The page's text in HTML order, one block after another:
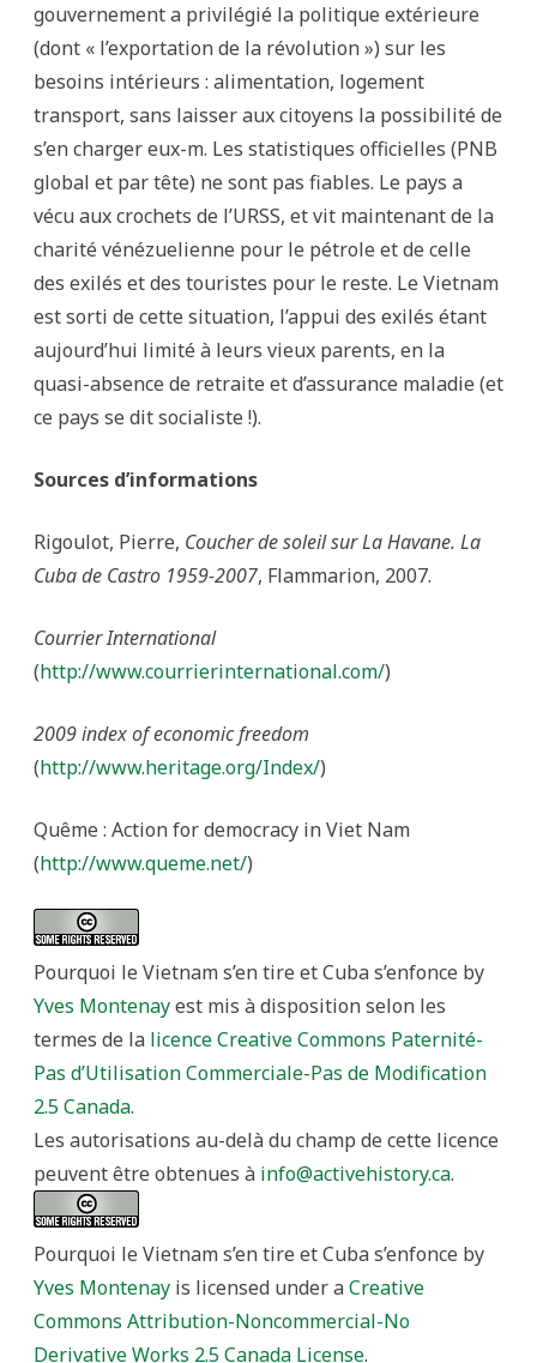
gouvernement a privilégié la politique extérieure
(dont « l’exportation de la révolution ») sur les
besoins intérieurs : alimentation, logement
transport, sans laisser aux citoyens la possibilité de
s’en charger eux-m. Les statistiques officielles (PNB
global et par tête) ne sont pas fiables. Le pays a
vécu aux crochets de l’URSS, et vit maintenant de la
charité vénézuelienne pour le pétrole et de celle
des exilés et des touristes pour le reste. Le Vietnam
est sorti de cette situation, l’appui des exilés étant
aujourd’hui limité à leurs vieux parents, en la
quasi-absence de retraite et d’assurance maladie (et
ce pays se dit socialiste !).
Sources d’informations
Rigoulot, Pierre, Coucher de soleil sur La Havane. La
Cuba de Castro 1959-2007, Flammarion, 2007.
Courrier International
(http://www.courrierinternational.com/)
2009 index of economic freedom
(http://www.heritage.org/Index/)
Quême : Action for democracy in Viet Nam
(http://www.queme.net/)
Pourquoi le Vietnam s’en tire et Cuba s’enfonce by
Yves Montenayest mis à disposition selon les
termes de la licence Creative Commons Paternité-
Pas d’Utilisation Commerciale-Pas de Modification
2.5 Canada.
Les autorisations au-delà du champ de cette licence
peuvent être obtenues à info@activehistory.ca.
Pourquoi le Vietnam s’en tire et Cuba s’enfonce by
Yves Montenay is licensed under aCreative
Commons Attribution-Noncommercial-No
Derivative Works 2.5 Canada License.